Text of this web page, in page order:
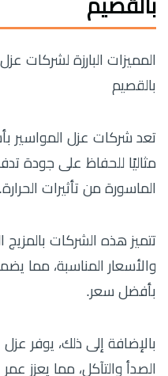
بالقصيم
المميزات البارزة لشركات
بالقصيم
تعد شركات عزل المواسير
مثاليًا للحفاظ على جودة
الماسورة من تأثيرات الحرارة.
تتميز هذه الشركات بالمزيج
والأسعار المناسبة، مما
بأفضل سعر.
بالإضافة إلى ذلك، يوفر
الصدأ والتآكل، مما يعزز